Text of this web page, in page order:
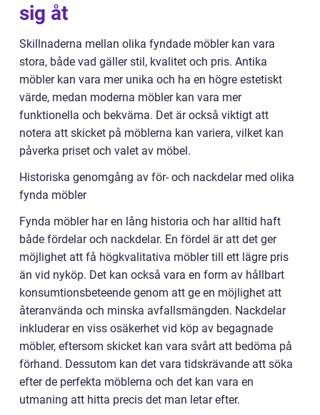
sig åt
Skillnaderna mellan olika fyndade möbler kan vara
stora, både vad gäller stil, kvalitet och pris. Antika
möbler kan vara mer unika och ha en högre estetiskt
värde, medan moderna möbler kan vara mer
funktionella och bekväma. Det är också viktigt att
notera att skicket på möblerna kan variera, vilket kan
påverka priset och valet av möbel.
Historiska genomgång av för- och nackdelar med olika
fynda möbler
Fynda möbler har en lång historia och har alltid haft
både fördelar och nackdelar. En fördel är att det ger
möjlighet att få högkvalitativa möbler till ett lägre pris
än vid nyköp. Det kan också vara en form av hållbart
konsumtionsbeteende genom att ge en möjlighet att
återanvända och minska avfallsmängden. Nackdelar
inkluderar en viss osäkerhet vid köp av begagnade
möbler, eftersom skicket kan vara svårt att bedöma på
förhand. Dessutom kan det vara tidskrävande att söka
efter de perfekta möblerna och det kan vara en
utmaning att hitta precis det man letar efter.